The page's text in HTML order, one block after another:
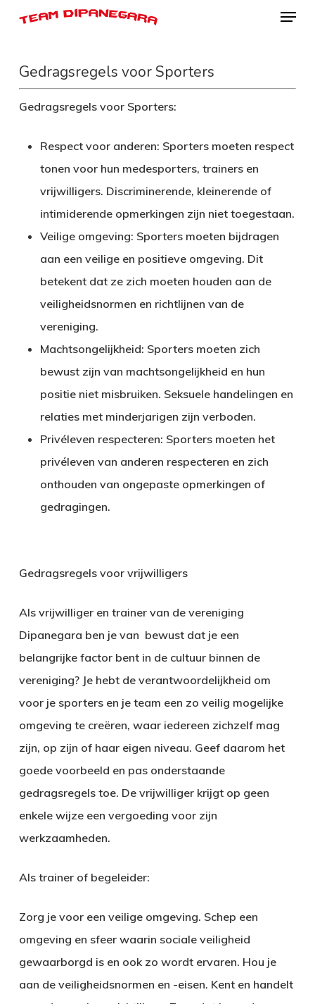
content
Menu
Gedragsregels voor Sporters
Gedragsregels voor Sporters:
Respect voor anderen: Sporters moeten respect
tonen voor hun medesporters, trainers en
vrijwilligers. Discriminerende, kleinerende of
intimiderende opmerkingen zijn niet toegestaan.
Veilige omgeving: Sporters moeten bijdragen
aan een veilige en positieve omgeving. Dit
betekent dat ze zich moeten houden aan de
veiligheidsnormen en richtlijnen van de
vereniging.
Machtsongelijkheid: Sporters moeten zich
bewust zijn van machtsongelijkheid en hun
positie niet misbruiken. Seksuele handelingen en
relaties met minderjarigen zijn verboden.
Privéleven respecteren: Sporters moeten het
privéleven van anderen respecteren en zich
onthouden van ongepaste opmerkingen of
gedragingen.
Gedragsregels voor vrijwilligers
Als vrijwilliger en trainer van de vereniging
Dipanegara ben je van bewust dat je een
belangrijke factor bent in de cultuur binnen de
vereniging? Je hebt de verantwoordelijkheid om
voor je sporters en je team een zo veilig mogelijke
omgeving te creëren, waar iedereen zichzelf mag
zijn, op zijn of haar eigen niveau. Geef daarom het
goede voorbeeld en pas onderstaande
gedragsregels toe. De vrijwilliger krijgt op geen
enkele wijze een vergoeding voor zijn
werkzaamheden.
Als trainer of begeleider:
Zorg je voor een veilige omgeving. Schep een
omgeving en sfeer waarin sociale veiligheid
gewaarborgd is en ook zo wordt ervaren. Hou je
aan de veiligheidsnormen en -eisen. Kent en handelt